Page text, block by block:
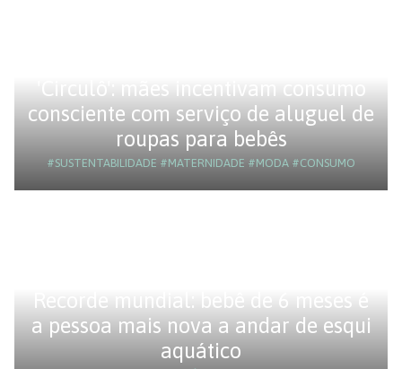
'Circulô': mães incentivam consumo
consciente com serviço de aluguel de
roupas para bebês
#SUSTENTABILIDADE #MATERNIDADE #MODA #CONSUMO
Recorde mundial: bebê de 6 meses é
a pessoa mais nova a andar de esqui
aquático